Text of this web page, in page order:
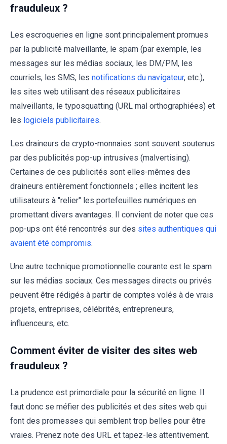
frauduleux ?
Les escroqueries en ligne sont principalement promues
par la publicité malveillante, le spam (par exemple, les
messages sur les médias sociaux, les DM/PM, les
courriels, les SMS, les notifications du navigateur, etc.),
les sites web utilisant des réseaux publicitaires
malveillants, le typosquatting (URL mal orthographiées) et
les logiciels publicitaires.
Les draineurs de crypto-monnaies sont souvent soutenus
par des publicités pop-up intrusives (malvertising).
Certaines de ces publicités sont elles-mêmes des
draineurs entièrement fonctionnels ; elles incitent les
utilisateurs à "relier" les portefeuilles numériques en
promettant divers avantages. Il convient de noter que ces
pop-ups ont été rencontrés sur des sites authentiques qui
avaient été compromis.
Une autre technique promotionnelle courante est le spam
sur les médias sociaux. Ces messages directs ou privés
peuvent être rédigés à partir de comptes volés à de vrais
projets, entreprises, célébrités, entrepreneurs,
influenceurs, etc.
Comment éviter de visiter des sites web
frauduleux ?
La prudence est primordiale pour la sécurité en ligne. Il
faut donc se méfier des publicités et des sites web qui
font des promesses qui semblent trop belles pour être
vraies. Prenez note des URL et tapez-les attentivement.